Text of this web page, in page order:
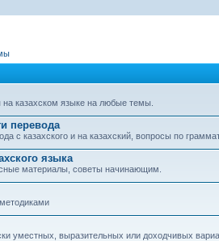
казахском языке на любые темы.
перевода
с казахского и на казахский, вопросы по
языка
материалы, советы начинающим.
уместных, выразительных или доходчивых